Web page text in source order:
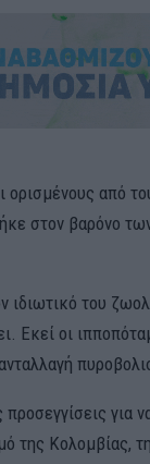
ορισμένους από
στον βαρόνο
του
Εκεί οι
για
της Κολομβίας,